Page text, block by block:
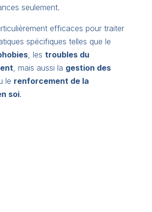
seulement.
efficaces pour traiter
spécifiques telles que le
, les troubles du
, mais aussi la gestion des
le renforcement de la
soi.